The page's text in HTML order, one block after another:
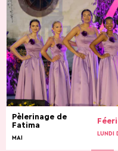
Pèlerinage de
Fatima
MAI
LUNDI